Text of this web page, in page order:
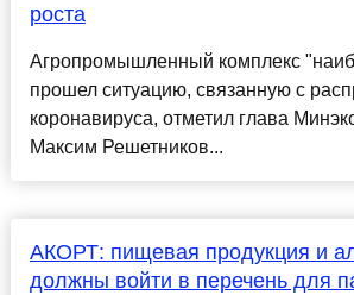
роста
Агропромышленный комплекс
прошел ситуацию, связанную с
коронавируса, отметил глава
Максим Решетников...
АКОРТ: пищевая продукция и
должны войти в перечень для